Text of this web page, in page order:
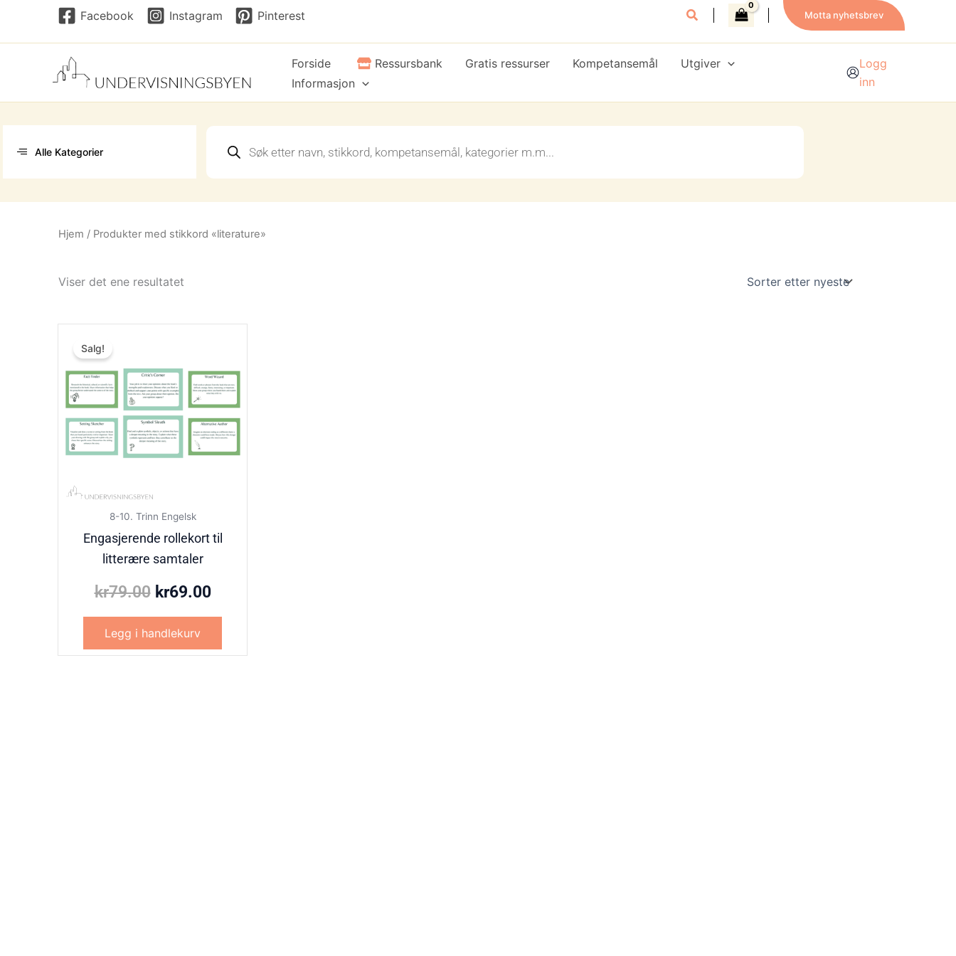
til
Facebook Instagram Pinterest Motta nyhetsbrev
Forside Ressursbank Gratis ressurser Kompetansemål
Utgiver
Informasjon
Logg
inn
Alle Kategorier
search
Hjem / Produkter med stikkord «literature»
Viser det ene resultatet
Salg!
8-10. Trinn Engelsk
Engasjerende rollekort til
litterære samtaler
kr79.00
var:
kr79.00.
kr69.00
er:
kr69.00.
Legg i handlekurv